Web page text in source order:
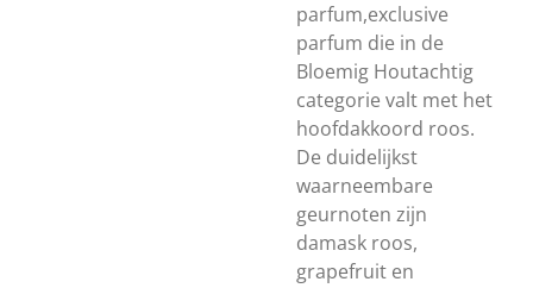
parfum,exclusive
parfum die in de
Bloemig Houtachtig
categorie valt met het
hoofdakkoord roos.
De duidelijkst
waarneembare
geurnoten zijn
damask roos,
grapefruit en